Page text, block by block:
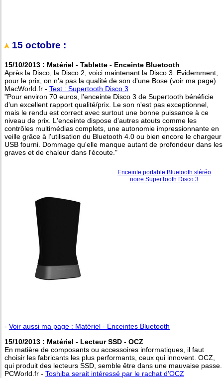
15 octobre :
15/10/2013 : Matériel - Tablette - Enceinte Bluetooth
Après la Disco, la Disco 2, voici maintenant la Disco 3. Evidemment,
pour le prix, on n'a pas la qualité de son d'une Bose (voir ma page)
MacWorld.fr - Test : Supertooth Disco 3
"Pour environ 70 euros, l'enceinte Disco 3 de Supertooth bénéficie
d'un excellent rapport qualité/prix. Le son n'est pas exceptionnel,
mais le rendu est correct avec surtout une bonne puissance à ce
niveau de prix. L'enceinte dispose d'autres atouts comme les
contrôles multimédias complets, une autonomie impressionnante en
veille grâce à l'utilisation du Bluetooth 4.0 ou bien encore le chargeur
USB fourni. Dommage qu'elle manque autant de profondeur dans les
graves et de chaleur dans l'écoute."
Enceinte portable Bluetooth stéréo
noire SuperTooth Disco 3
- Voir aussi ma page : Matériel - Enceintes Bluetooth
15/10/2013 : Matériel - Lecteur SSD - OCZ
En matière de composants ou accessoires informatiques, il faut
choisir les fabricants les plus performants, ceux qui innovent. OCZ,
qui produit des lecteurs SSD, semble être dans une mauvaise passe.
PCWorld.fr - Toshiba serait intéressé par le rachat d'OCZ